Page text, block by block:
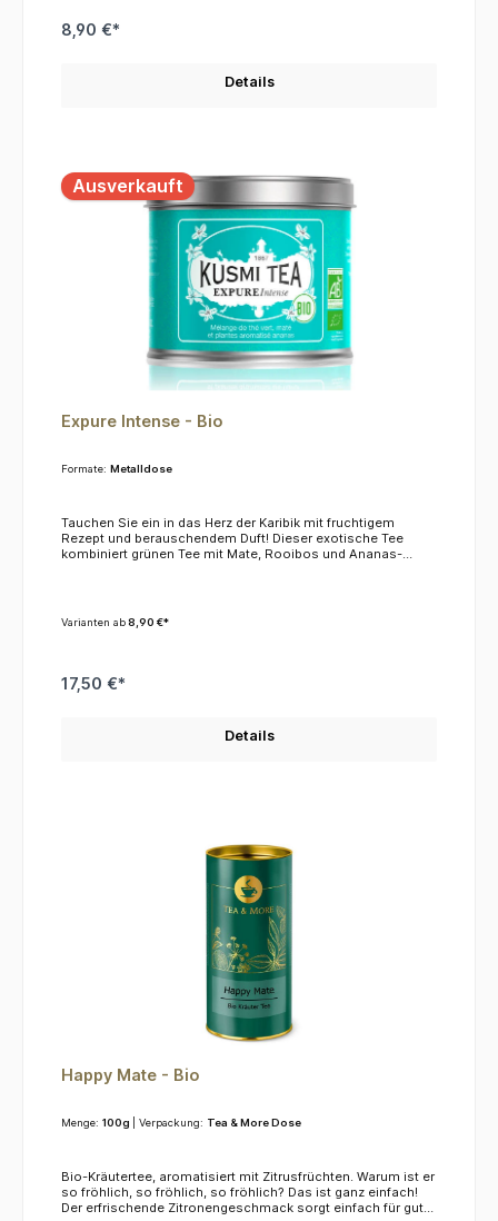
8,90 €*
Details
Ausverkauft
Expure Intense - Bio
Formate: Metalldose
Tauchen Sie ein in das Herz der Karibik mit fruchtigem
Rezept und berauschendem Duft! Dieser exotische Tee
kombiniert grünen Tee mit Mate, Rooibos und Ananas-
Guaranasamen, Brennnesselblätter,
Sonnenblumenblütenblätter*Aus ökologischem Anbau
Varianten ab8,90 €*
17,50 €*
Details
Happy Mate - Bio
Menge: 100g | Verpackung: Tea & More Dose
Bio-Kräutertee, aromatisiert mit Zitrusfrüchten. Warum ist er
so fröhlich, so fröhlich, so fröhlich? Das ist ganz einfach!
Der erfrischende Zitronengeschmack sorgt einfach für gute